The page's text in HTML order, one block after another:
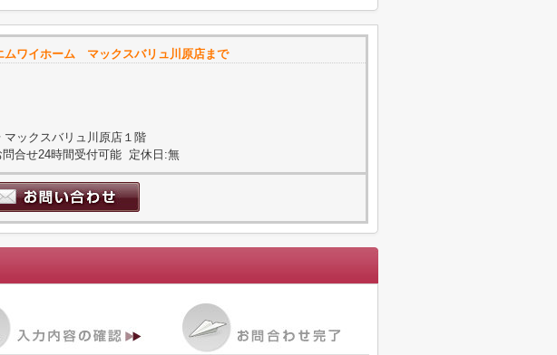
ムワイホーム マックスバリュ川原店まで
ックスバリュ川原店１階
合せ24時間受付可能 定休日:無